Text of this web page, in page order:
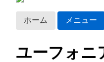
ホーム メニュー
ユーフォニ